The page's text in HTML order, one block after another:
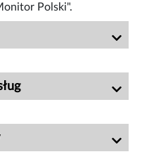
Polski".